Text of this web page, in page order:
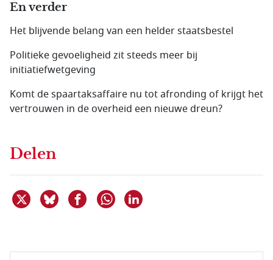
En verder
Het blijvende belang van een helder staatsbestel
Politieke gevoeligheid zit steeds meer bij
initiatiefwetgeving
Komt de spaartaksaffaire nu tot afronding of krijgt het
vertrouwen in de overheid een nieuwe dreun?
Delen
Deel dit item op X
Deel dit item op Bluesky
Deel dit item op Facebook
Delen via WhatsApp